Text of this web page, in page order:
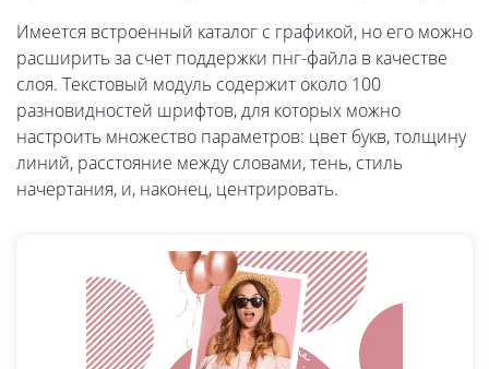
Имеется встроенный каталог с графикой, но его можно
расширить за счет поддержки пнг-файла в качестве
слоя. Текстовый модуль содержит около 100
разновидностей шрифтов, для которых можно
настроить множество параметров: цвет букв, толщину
линий, расстояние между словами, тень, стиль
начертания, и, наконец, центрировать.